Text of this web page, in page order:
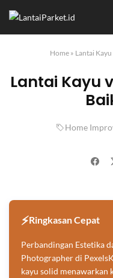
Home» Lantai
Lantai Kayu
Home
Ringkasan Cepat
Perbandingan Estetika
Photographer di
kayu solid menawarkan